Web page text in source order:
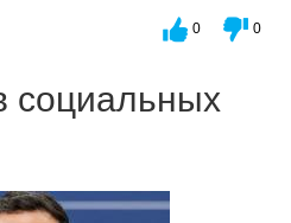
0 0
социальных